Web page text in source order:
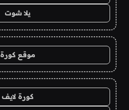
يلا شوت
موقع كورة
كورة لايف